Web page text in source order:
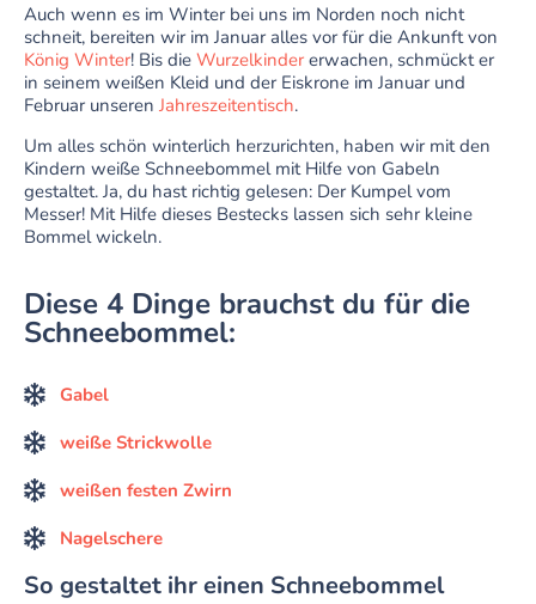
Auch wenn es im Winter bei uns im Norden noch nicht
schneit, bereiten wir im Januar alles vor für die Ankunft von
König Winter! Bis die Wurzelkinder erwachen, schmückt er
in seinem weißen Kleid und der Eiskrone im Januar und
Februar unseren Jahreszeitentisch.
Um alles schön winterlich herzurichten, haben wir mit den
Kindern weiße Schneebommel mit Hilfe von Gabeln
gestaltet. Ja, du hast richtig gelesen: Der Kumpel vom
Messer! Mit Hilfe dieses Bestecks lassen sich sehr kleine
Bommel wickeln.
Diese 4 Dinge brauchst du für die
Schneebommel:
Gabel
weiße Strickwolle
weißen festen Zwirn
Nagelschere
So gestaltet ihr einen Schneebommel